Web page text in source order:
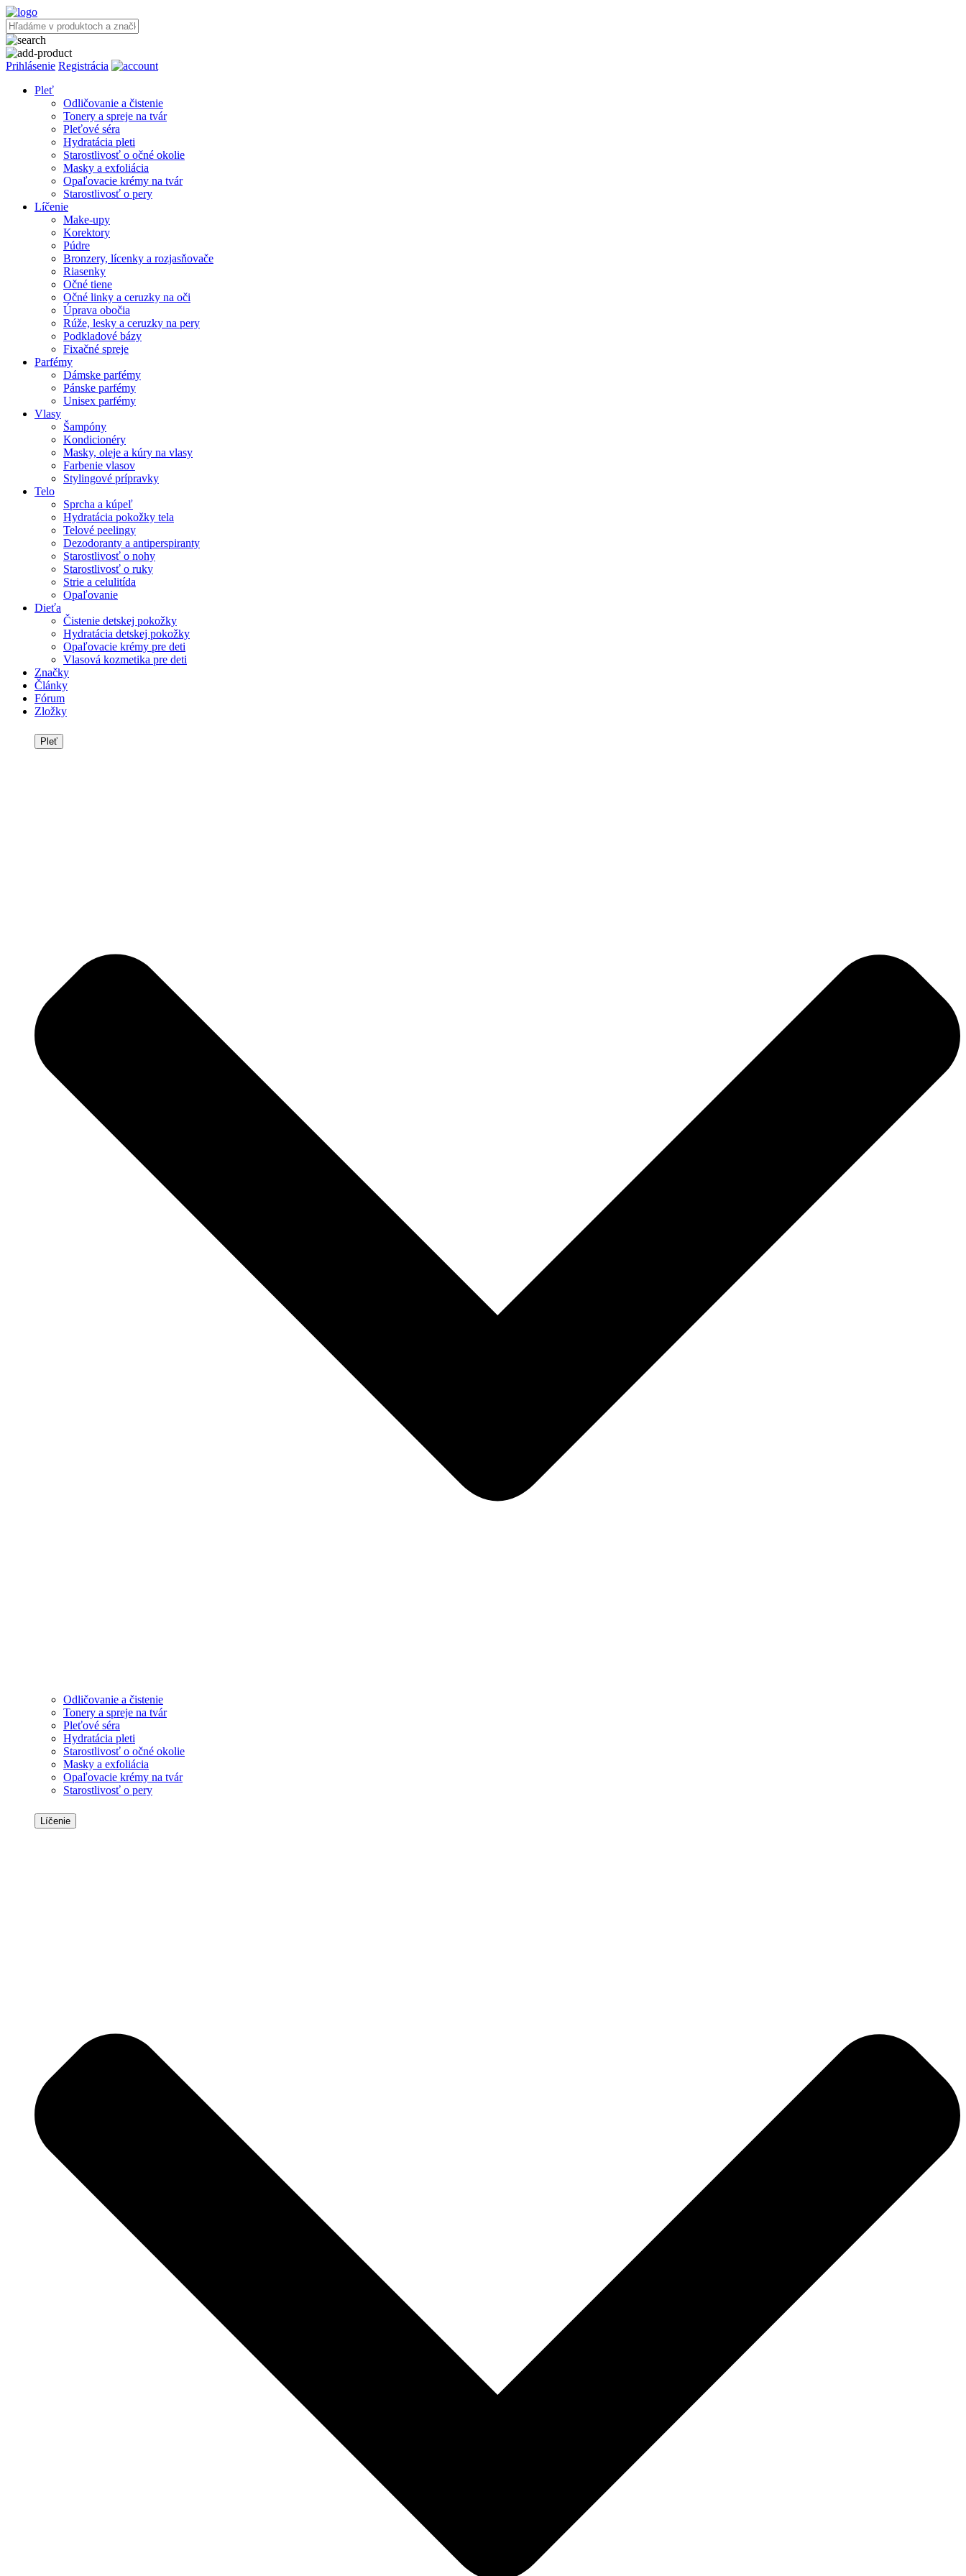
Prihlásenie Registrácia
Pleť
Odličovanie a čistenie
Tonery a spreje na tvár
Pleťové séra
Hydratácia pleti
Starostlivosť o očné okolie
Masky a exfoliácia
Opaľovacie krémy na tvár
Starostlivosť o pery
Líčenie
Make-upy
Korektory
Púdre
Bronzery, lícenky a rozjasňovače
Riasenky
Očné tiene
Očné linky a ceruzky na oči
Úprava obočia
Rúže, lesky a ceruzky na pery
Podkladové bázy
Fixačné spreje
Parfémy
Dámske parfémy
Pánske parfémy
Unisex parfémy
Vlasy
Šampóny
Kondicionéry
Masky, oleje a kúry na vlasy
Farbenie vlasov
Stylingové prípravky
Telo
Sprcha a kúpeľ
Hydratácia pokožky tela
Telové peelingy
Dezodoranty a antiperspiranty
Starostlivosť o nohy
Starostlivosť o ruky
Strie a celulitída
Opaľovanie
Dieťa
Čistenie detskej pokožky
Hydratácia detskej pokožky
Opaľovacie krémy pre deti
Vlasová kozmetika pre deti
Značky
Články
Fórum
Zložky
Pleť
Odličovanie a čistenie
Tonery a spreje na tvár
Pleťové séra
Hydratácia pleti
Starostlivosť o očné okolie
Masky a exfoliácia
Opaľovacie krémy na tvár
Starostlivosť o pery
Líčenie